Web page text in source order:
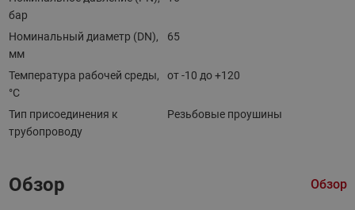
бар
Номинальный диаметр (DN),
мм
65
Температура рабочей среды,
°С
от -10 до +120
Тип присоединения к
трубопроводу
Резьбовые проушины
Обзор Обзор